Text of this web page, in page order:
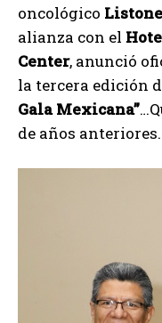
oncológico
alianza con el
Center, anunció
la tercera edición
Gala Mexicana”
de años anteriores.